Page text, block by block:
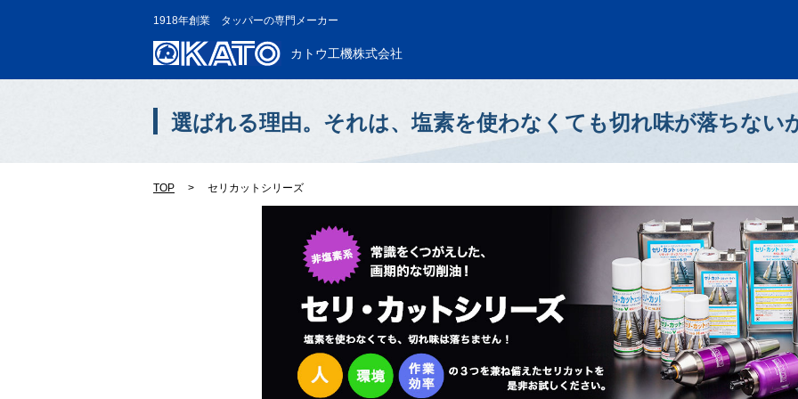
1918年創業 タッパーの専門メーカー
カトウ工機株式会社
選ばれる理由。それは、塩素を使わなくても切れ味が落ちない
TOP > セリカットシリーズ